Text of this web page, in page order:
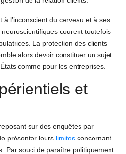
à l’inconscient du cerveau et à ses
courent toutefois
La protection des clients
alors devoir constituer un sujet
comme pour les entreprises.
et
sur des enquêtes par
présenter leurs limites concernant
Par souci de paraître politiquement